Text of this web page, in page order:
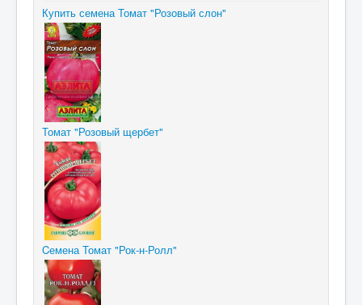
Купить семена Томат "Розовый слон"
Томат "Розовый щербет"
Cемена Томат "Рок-н-Ролл"